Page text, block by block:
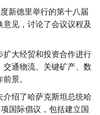
新德里举行的第十八届
见，讨论了会议议程及
大经贸和投资合作进行
通物流、关键矿产、数
景。
绍了哈萨克斯坦总统哈
国际倡议，包括建立国